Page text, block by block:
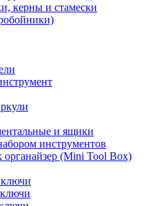
керны и стамески
и ящики
инструментов
(Mini Tool Box)